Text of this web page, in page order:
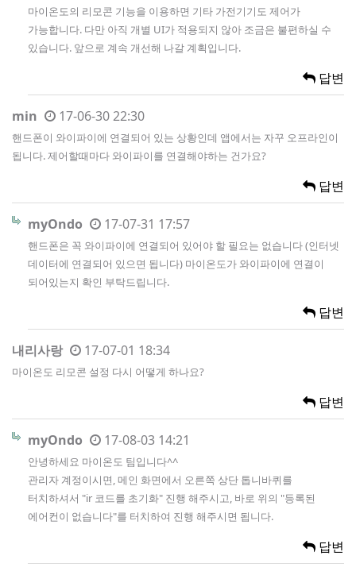
마이온도의 리모콘 기능을 이용하면 기타 가전기기도 제어가
가능합니다. 다만 아직 개별 UI가 적용되지 않아 조금은 불편하실 수
있습니다. 앞으로 계속 개선해 나갈 계획입니다.
답변
min 17-06-30 22:30
핸드폰이 와이파이에 연결되어 있는 상황인데 앱에서는 자꾸 오프라인이
됩니다. 제어할때마다 와이파이를 연결해야하는 건가요?
답변
myOndo 17-07-31 17:57
핸드폰은 꼭 와이파이에 연결되어 있어야 할 필요는 없습니다 (인터넷
데이터에 연결되어 있으면 됩니다) 마이온도가 와이파이에 연결이
되어있는지 확인 부탁드립니다.
답변
내리사랑 17-07-01 18:34
마이온도 리모콘 설정 다시 어떻게 하나요?
답변
myOndo 17-08-03 14:21
안녕하세요 마이온도 팀입니다^^
관리자 계정이시면, 메인 화면에서 오른쪽 상단 톱니바퀴를
터치하셔서 "ir 코드를 초기화" 진행 해주시고, 바로 위의 "등록된
에어컨이 없습니다"를 터치하여 진행 해주시면 됩니다.
답변